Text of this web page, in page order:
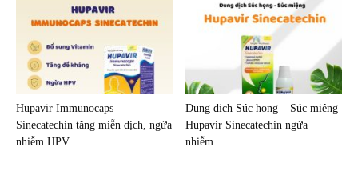
Hupavir Immunocaps
Sinecatechin tăng miễn dịch, ngừa
nhiễm HPV
Dung dịch Súc họng – Súc miệng
Hupavir Sinecatechin ngừa
nhiễm...